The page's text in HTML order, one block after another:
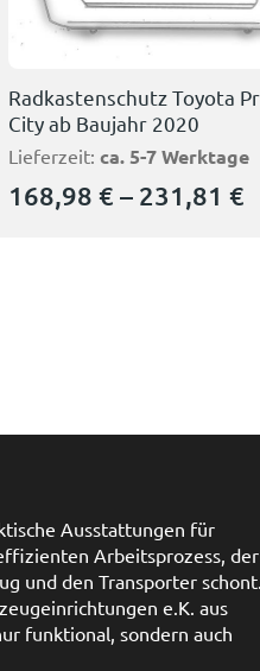
Radkastenschutz Toyota
City ab Baujahr 2020
Lieferzeit: ca. 5-7 Werktage
168,98 € – 231,81 €
Ausstattungen für
Arbeitsprozess, der
und den Transporter schont.
e.K. aus
funktional, sondern auch